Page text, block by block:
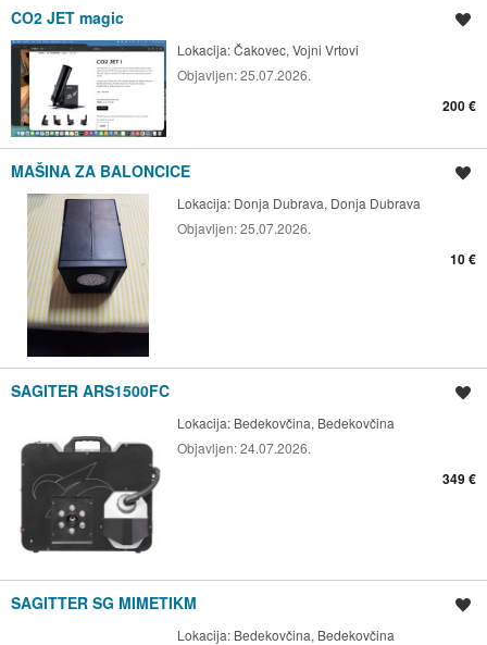
CO2 JET magic
Lokacija:Čakovec, Vojni Vrtovi
Objavljen:25.07.2026.
200 €
MAŠINA ZA BALONCICE
Lokacija: Donja Dubrava, Donja Dubrava
Objavljen:25.07.2026.
10 €
SAGITER ARS1500FC
Lokacija: Bedekovčina, Bedekovčina
Objavljen:24.07.2026.
349 €
SAGITTER SG MIMETIKM
Lokacija: Bedekovčina, Bedekovčina